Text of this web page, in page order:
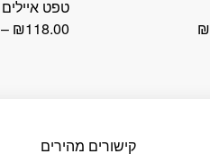
₪
טפט איילים
₪118.00
–
קישורים מהירים